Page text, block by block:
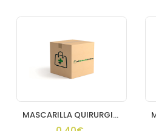
MASCARILLA QUIRURGICA DESECHABLE